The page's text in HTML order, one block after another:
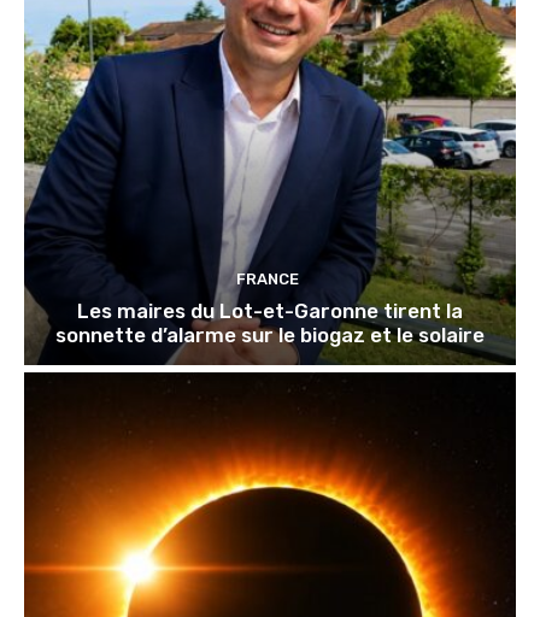
FRANCE
Les maires du Lot-et-Garonne tirent la
sonnette d’alarme sur le biogaz et le solaire